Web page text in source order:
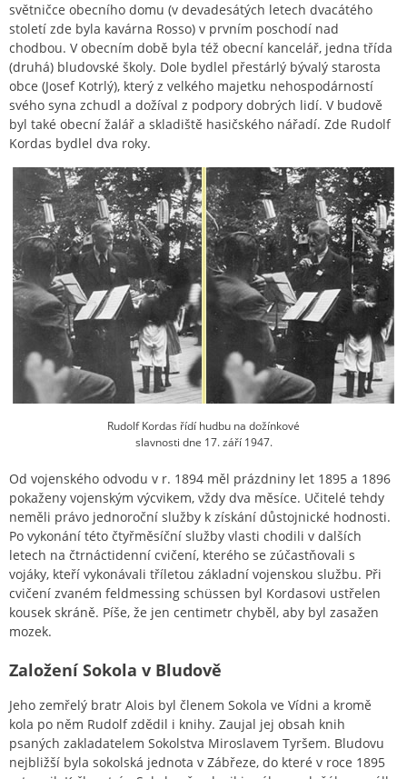
světničce obecního domu (v devadesátých letech dvacátého
století zde byla kavárna Rosso) v prvním poschodí nad
chodbou. V obecním době byla též obecní kancelář, jedna třída
(druhá) bludovské školy. Dole bydlel přestárlý bývalý starosta
obce (Josef Kotrlý), který z velkého majetku nehospodárností
svého syna zchudl a dožíval z podpory dobrých lidí. V budově
byl také obecní žalář a skladiště hasičského nářadí. Zde Rudolf
Kordas bydlel dva roky.
Rudolf Kordas řídí hudbu na dožínkové
slavnosti dne 17. září 1947.
Od vojenského odvodu v r. 1894 měl prázdniny let 1895 a 1896
pokaženy vojenským výcvikem, vždy dva měsíce. Učitelé tehdy
neměli právo jednoroční služby k získání důstojnické hodnosti.
Po vykonání této čtyřměsíční služby vlasti chodili v dalších
letech na čtrnáctidenní cvičení, kterého se zúčastňovali s
vojáky, kteří vykonávali tříletou základní vojenskou službu. Při
cvičení zvaném feldmessing schüssen byl Kordasovi ustřelen
kousek skráně. Píše, že jen centimetr chyběl, aby byl zasažen
mozek.
Založení Sokola v Bludově
Jeho zemřelý bratr Alois byl členem Sokola ve Vídni a kromě
kola po něm Rudolf zdědil i knihy. Zaujal jej obsah knih
psaných zakladatelem Sokolstva Miroslavem Tyršem. Bludovu
nejbližší byla sokolská jednota v Zábřeze, do které v roce 1895